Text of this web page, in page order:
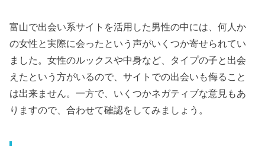
富山で出会い系サイトを活用した男性の中には、何人か
の女性と実際に会ったという声がいくつか寄せられてい
ました。女性のルックスや中身など、タイプの子と出会
えたという方がいるので、サイトでの出会いも侮ること
は出来ません。一方で、いくつかネガティブな意見もあ
りますので、合わせて確認をしてみましょう。